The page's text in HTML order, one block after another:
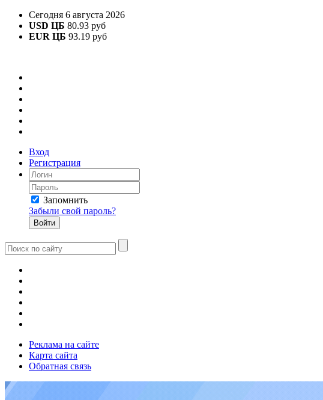
Сегодня 6 августа 2026
USD ЦБ 80.93 руб
EUR ЦБ 93.19 руб
Вход
Регистрация
Запомнить
Забыли свой пароль?
Реклама на сайте
Карта сайта
Обратная связь